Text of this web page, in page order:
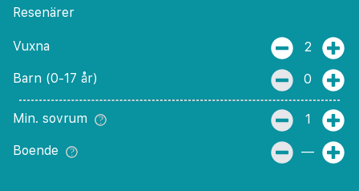
Resenärer
Vuxna 2
Barn (0-17 år) 0
Min. sovrum 1
Boende —